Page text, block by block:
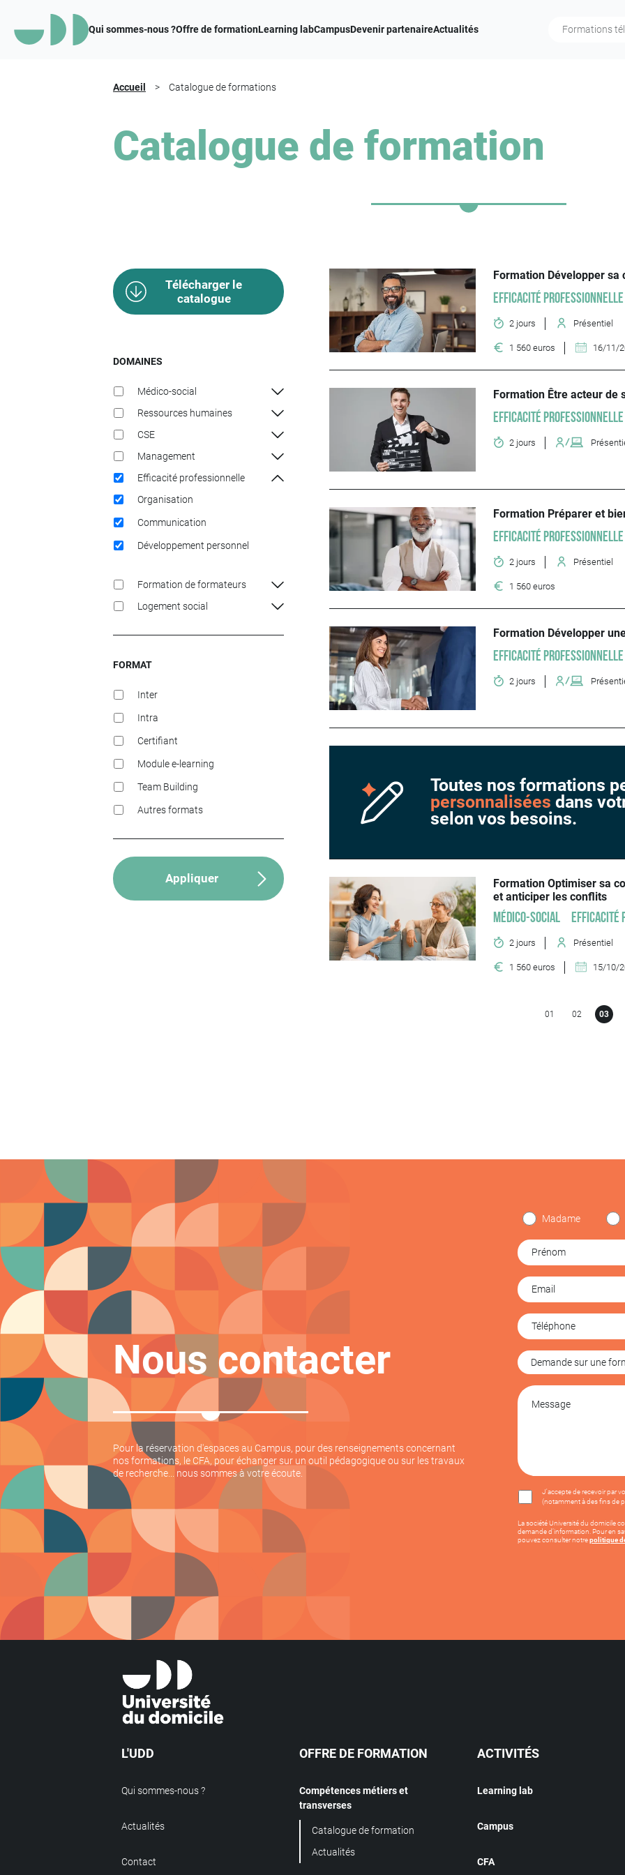
Qui sommes-nous ?Offre de formationLearning labCampusDevenir partenaireActualités
Accueil > Catalogue de formations
Catalogue de formation
Télécharger le
catalogue
DOMAINES
Médico-social
Ressources humaines
CSE
Management
Efficacité professionnelle
Organisation
Communication
Développement personnel
Formation de formateurs
Logement social
FORMAT
Inter
Intra
Certifiant
Module e-learning
Team Building
Autres formats
Appliquer
Formation Développer sa
Efficacité professionnelle
2 jours Présentiel
1 560 euros 16/11/
Formation Être acteur de
Efficacité professionnelle
2 jours
Formation Préparer et
Efficacité professionnelle
2 jours Présentiel
1 560 euros
Formation Développer
Efficacité professionnelle
2 jours
Toutes nos formations
personnalisées dans
selon vos besoins.
Formation Optimiser sa
et anticiper les conflits
Médico-social Efficacité
2 jours Présentiel
1 560 euros 15/10/
01 02 03
Nous contacter
Pour la réservation d'espaces au Campus, pour des renseignements concernant
nos formations, le CFA, pour échanger sur un outil pédagogique ou sur les travaux
de recherche... nous sommes à votre écoute.
Madame
J'accepte de recevoir par
(notamment à des fins de
La société Université du domicile
demande d’information. Pour en
pouvez consulter notrepolitique
L'UDD
Qui sommes-nous ?
Actualités
Contact
OFFRE DE FORMATION
Compétences métiers et
transverses
Catalogue de formation
Actualités
ACTIVITÉS
Learning lab
Campus
CFA